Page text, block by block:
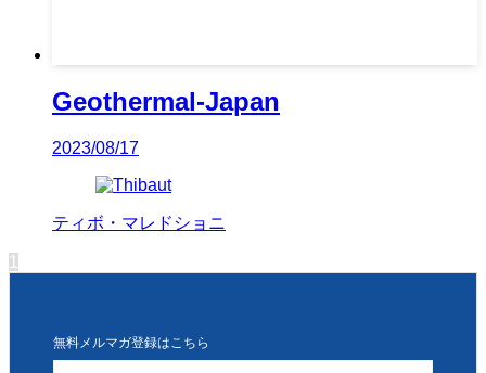
Geothermal-Japan
2023/08/17
ティボ・マレドショニ
1
無料メルマガ登録はこちら